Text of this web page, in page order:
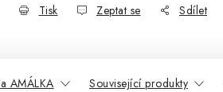
Tisk Zeptat se Sdílet
AMÁLKA Související produkty